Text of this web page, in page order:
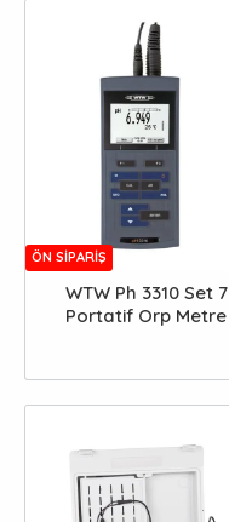
ÖN SIPARIŞ
WTW Ph 3310 Set 7
Portatif Orp Metre